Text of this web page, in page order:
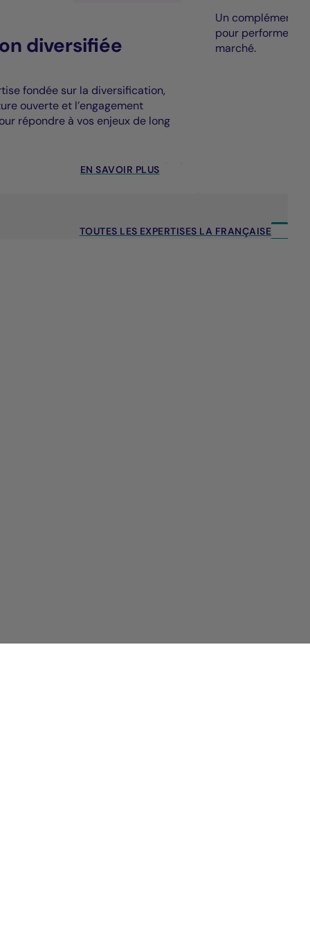
diversifiée
fondée sur la diversification,
ouverte et l’engagement
répondre à vos enjeux de long
EN SAVOIR PLUS
Un complément
pour performer
marché.
TOUTES LES EXPERTISES LA FRANÇAISE